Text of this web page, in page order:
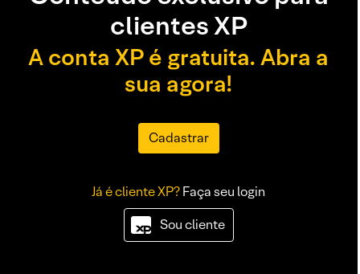
clientes XP
A conta XP é gratuita. Abra a
sua agora!
Cadastrar
Já é cliente XP?Faça seu login
Sou cliente